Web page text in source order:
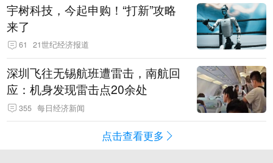
宇树科技，今起申购！“打新”攻略
来了
61 21世纪经济报道
深圳飞往无锡航班遭雷击，南航回
应：机身发现雷击点20余处
355 每日经济新闻
点击查看更多